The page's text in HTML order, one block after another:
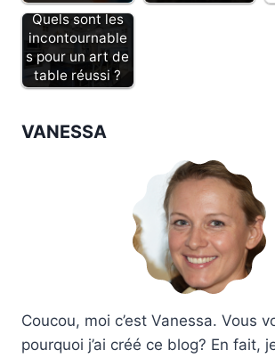
Quels sont les
incontournable
s pour un art de
table réussi ?
VANESSA
Coucou, moi c’est Vanessa. Vous
pourquoi j’ai créé ce blog? En fait,